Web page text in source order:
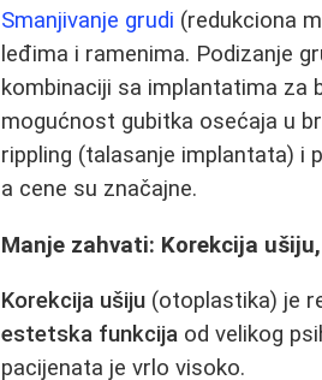
Smanjivanje grudi (redukciona
leđima i ramenima. Podizanje
kombinaciji sa implantatima za
mogućnost gubitka osećaja u
rippling (talasanje implantata) i
a cene su značajne.
Manje zahvati: Korekcija
Korekcija ušiju (otoplastika) je
estetska funkcija od velikog
pacijenata je vrlo visoko.